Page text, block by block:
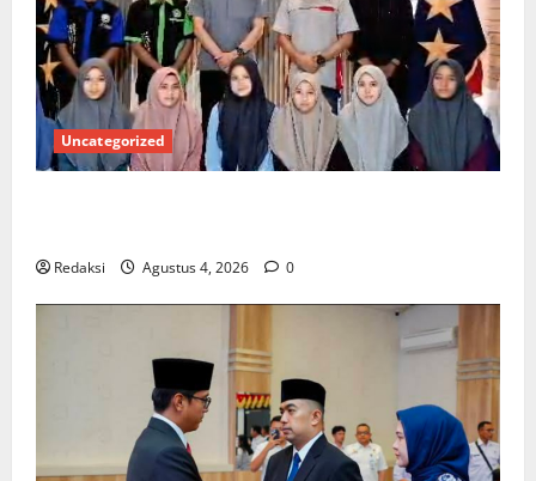
Uncategorized
Redaksi Agustus 4, 2026 0